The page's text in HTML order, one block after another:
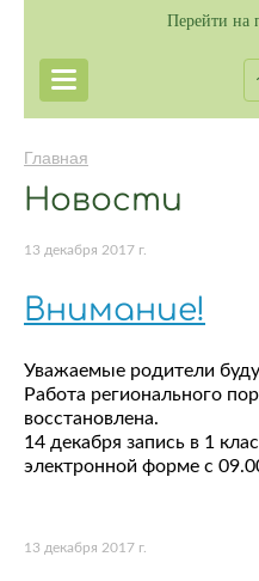
Перейти на
Главная
Новости
13 декабря 2017 г.
Внимание!
Уважаемые родители
Работа регионального
восстановлена.
14 декабря запись в 1
электронной форме с
13 декабря 2017 г.